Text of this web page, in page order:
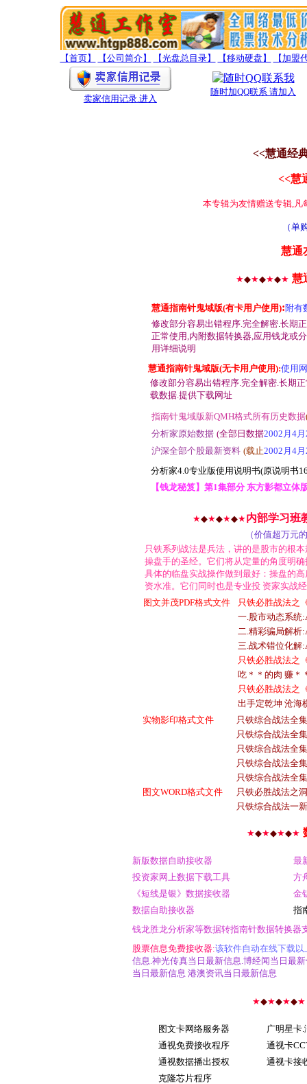
【首页】 【公司简介】 【光盘总目录】 【移动硬盘】 【加盟
卖家信用记录.进入
随时加QQ联系 请加入
<<慧通经
<<慧
本专辑为友情赠送专辑,凡
（单
慧通
★◆★◆★◆★ 慧
慧通指南针鬼域版(有卡用户使用):附有
修改部分容易出错程序.完全解密.长期
正常使用,内附数据转换器,应用钱龙或
用详细说明
慧通指南针鬼域版(无卡用户使用):使用
修改部分容易出错程序.完全解密.长期
载数据.提供下载网址
指南针鬼域版新QMH格式所有历史数据
分析家原始数据 (全部 日数据2002月4
沪深全部个股最新资料 (载止2002月4
分析家4.0专业版使用说明书(原说明书
【钱龙秘笈】第1集部分 东方影都立
★◆★◆★◆★内部学习班
（价值超万元
只铁系列战法是兵法，讲的是股市的根
操盘手的圣经。它们将从定量的角度明
具体的临盘实战操作做到最好：操盘的
资水准。它们同时也是专业投 资家实战
图文并茂PDF格式文件
只铁必胜战法之
一.股市动态系统
二.精彩骗局解析
三.战术错位化解
只铁必胜战法之
吃＊＊的肉 赚＊
只铁必胜战法之
出手定乾坤 沧海
实物影印格式文件
只铁综合战法全
只铁综合战法全
只铁综合战法全
只铁综合战法全
只铁综合战法全
图文WORD格式文件
只铁必胜战法之
只铁综合战法一
★◆★◆★◆★
新版数据自助接收器
最
投资家网上数据下载工具
方
《短线是银》数据接收器
金
数据自助接收器
指
钱龙胜龙分析家等数据转指南针数据转换器
股票信息免费接收器:该软件自动在线下载
信息.神光传真当日最新信息.博经闻当日最
当日最新信息 港澳资讯当日最新信息
★◆★◆★◆★
图文卡网络服务器
广明星卡
通视免费接收程序
通视卡
通视数据播出授权
通视卡接
克隆芯片程序